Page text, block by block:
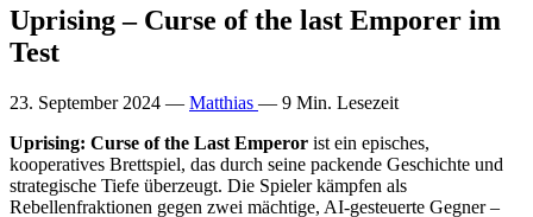
Uprising – Curse of the last Emporer im
Test
23. September 2024 — Matthias — 9 Min. Lesezeit
Uprising: Curse of the Last Emperor ist ein episches,
kooperatives Brettspiel, das durch seine packende Geschichte und
strategische Tiefe überzeugt. Die Spieler kämpfen als
Rebellenfraktionen gegen zwei mächtige, AI-gesteuerte Gegner –